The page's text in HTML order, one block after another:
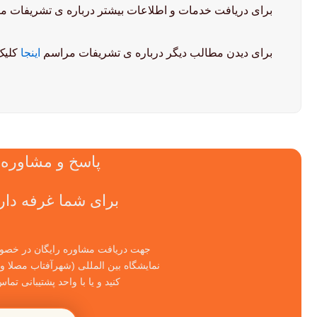
برای دریافت خدمات و اطلاعات بیشتر درباره ی تشریفات
برای دیدن مطالب دیگر درباره ی تشریفات مراسم اینجا
پاسخ و مشاوره
برای شما غرفه
جهت دریافت مشاوره رایگان در
نمایشگاه بین المللی (شهرآفتاب
کنید و یا با واحد پشتیبانی